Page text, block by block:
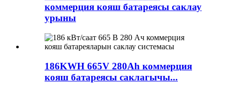
коммерция кояш батареясы саклау
урыны
186KWH 665V 280Ah коммерция
кояш батареясы саклагычы...